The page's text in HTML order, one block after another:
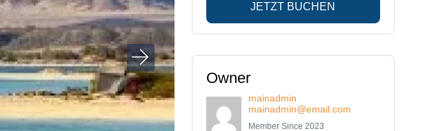
JETZT BUCHEN
Owner
mainadmin
mainadmin@email.com
Member Since 2023